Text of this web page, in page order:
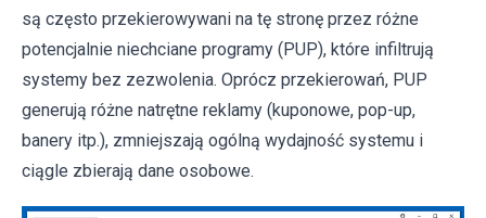
są często przekierowywani na tę stronę przez różne
potencjalnie niechciane programy (PUP), które infiltrują
systemy bez zezwolenia. Oprócz przekierowań, PUP
generują różne natrętne reklamy (kuponowe, pop-up,
banery itp.), zmniejszają ogólną wydajność systemu i
ciągle zbierają dane osobowe.